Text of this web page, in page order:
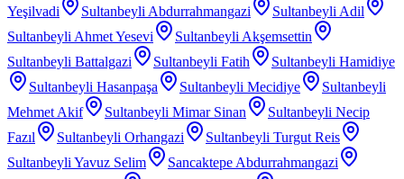
Yeşilvadi
Sultanbeyli Abdurrahmangazi
Sultanbeyli Adil
Sultanbeyli Ahmet Yesevi
Sultanbeyli Akşemsettin
Sultanbeyli Battalgazi
Sultanbeyli Fatih
Sultanbeyli Hamidiye
Sultanbeyli Hasanpaşa
Sultanbeyli Mecidiye
Sultanbeyli
Mehmet Akif
Sultanbeyli Mimar Sinan
Sultanbeyli Necip
Fazıl
Sultanbeyli Orhangazi
Sultanbeyli Turgut Reis
Sultanbeyli Yavuz Selim
Sancaktepe Abdurrahmangazi